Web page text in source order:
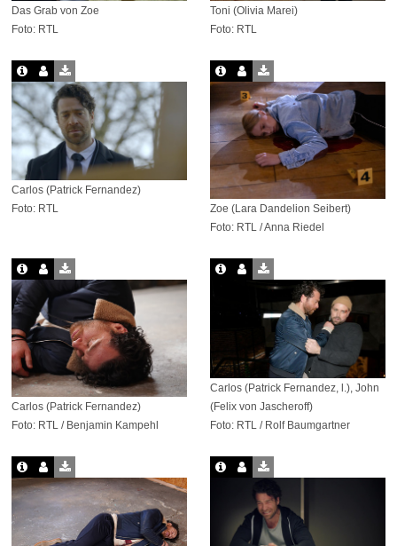
Das Grab von Zoe
Foto: RTL
Toni (Olivia Marei)
Foto: RTL
Carlos (Patrick Fernandez)
Foto: RTL
Zoe (Lara Dandelion Seibert)
Foto: RTL / Anna Riedel
Carlos (Patrick Fernandez)
Foto: RTL / Benjamin Kampehl
Carlos (Patrick Fernandez, l.), John
(Felix von Jascheroff)
Foto: RTL / Rolf Baumgartner